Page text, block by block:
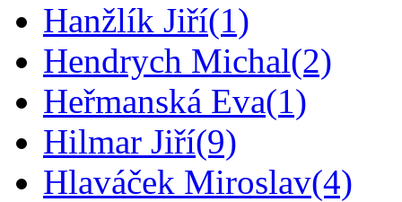
Hanžlík Jiří(1)
Hendrych Michal(2)
Heřmanská Eva(1)
Hilmar Jiří(9)
Hlaváček Miroslav(4)